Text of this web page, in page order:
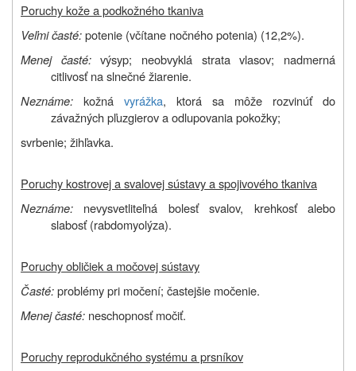
Poruchy kože a podkožného tkaniva
Veľmi časté:potenie (včítane nočného potenia) (12,2%).
Menej časté:výsyp; neobvyklá strata vlasov; nadmerná
citlivosť na slnečné žiarenie.
Neznáme: kožná vyrážka, ktorá sa môže rozvinúť do
závažných pľuzgierov a odlupovania pokožky;
svrbenie; žihľavka.
Poruchy kostrovej a svalovej sústavy a spojivového tkaniva
Neznáme: nevysvetliteľná bolesť svalov, krehkosť alebo
slabosť (rabdomyolýza).
Poruchy obličiek a močovej sústavy
Časté:problémy pri močení; častejšie močenie.
Menej časté: neschopnosť močiť.
Poruchy reprodukčného systému a prsníkov